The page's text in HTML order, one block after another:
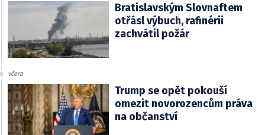
Bratislavským Slovnaftem
otřásl výbuch, rafinérii
zachvátil požár
včera
Trump se opět pokouší
omezit novorozencům práva
na občanství